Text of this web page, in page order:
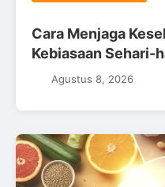
Cara Menjaga
Kebiasaan Sehari-
Agustus 8, 2026